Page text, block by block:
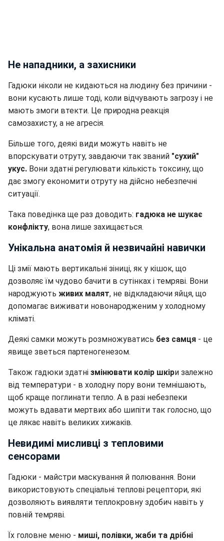
Не нападники, а захисники
Гадюки ніколи не кидаються на людину без причини -
вони кусають лише тоді, коли відчувають загрозу і не
мають змоги втекти. Це природна реакція
самозахисту, а не агресія.
Більше того, деякі види можуть навіть не
впорскувати отруту, завдаючи так званий "сухий"
укус. Вони здатні регулювати кількість токсину, що
дає змогу економити отруту на дійсно небезпечні
ситуації.
Така поведінка ще раз доводить: гадюка не шукає
конфлікту, вона лише захищається.
Унікальна анатомія й незвичайні навички
Ці змії мають вертикальні зіниці, як у кішок, що
дозволяє їм чудово бачити в сутінках і темряві. Вони
народжують живих малят, не відкладаючи яйця, що
допомагає виживати новонародженим у холодному
кліматі.
Деякі самки можуть розмножуватись без самця - це
явище зветься партеногенезом.
Також гадюки здатні змінювати колір шкіри залежно
від температури - в холодну пору вони темнішають,
щоб краще поглинати тепло. А в разі небезпеки
можуть вдавати мертвих або шипіти так голосно, що
це лякає навіть великих хижаків.
Невидимі мисливці з тепловими
сенсорами
Гадюки - майстри маскування й полювання. Вони
використовують спеціальні теплові рецептори, які
дозволяють виявляти теплокровну здобич навіть у
повній темряві.
Їх головне меню - миші, полівки, жаби та дрібні